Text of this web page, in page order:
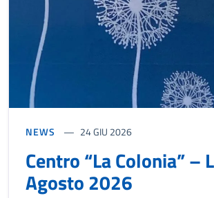
NEWS 24 GIU 2026
Centro “La Colonia” –
Agosto 2026